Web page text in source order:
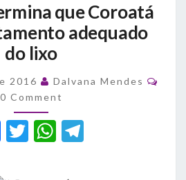
determina
que
Coroatá
realize
adequado
do
lixo
que Coroatá
adequado
do lixo
2016 Dalvana Mendes
0 Comment
F T W